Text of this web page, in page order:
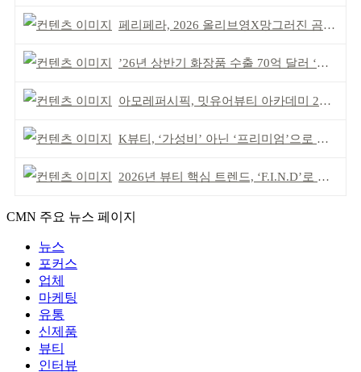
페리페라, 2026 올리브영X망그러진 곰 콜라보
’26년 상반기 화장품 수출 70억 달러 ‘역대 최고’
아모레퍼시픽, 밋유어뷰티 아카데미 2기 발대식
K뷰티, ‘가성비’ 아닌 ‘프리미엄’으로 승부걸어야
2026년 뷰티 핵심 트렌드, ‘F.I.N.D’로 읽는다
CMN 주요 뉴스 페이지
뉴스
포커스
업체
마케팅
유통
신제품
뷰티
인터뷰